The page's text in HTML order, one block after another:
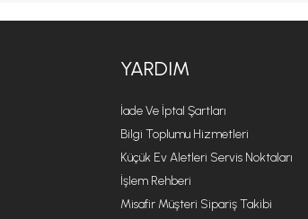
YARDIM
İade Ve İptal Şartları
Bilgi Toplumu Hizmetleri
Küçük Ev Aletleri Servis Noktaları
İşlem Rehberi
Misafir Müşteri Sipariş Takibi